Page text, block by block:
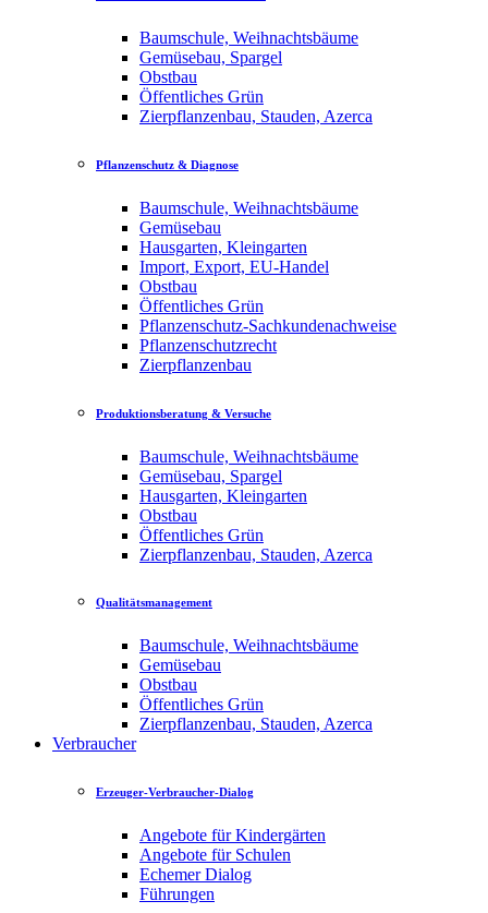
Baumschule, Weihnachtsbäume
Gemüsebau, Spargel
Obstbau
Öffentliches Grün
Zierpflanzenbau, Stauden, Azerca
Pflanzenschutz & Diagnose
Baumschule, Weihnachtsbäume
Gemüsebau
Hausgarten, Kleingarten
Import, Export, EU-Handel
Obstbau
Öffentliches Grün
Pflanzenschutz-Sachkundenachweise
Pflanzenschutzrecht
Zierpflanzenbau
Produktionsberatung & Versuche
Baumschule, Weihnachtsbäume
Gemüsebau, Spargel
Hausgarten, Kleingarten
Obstbau
Öffentliches Grün
Zierpflanzenbau, Stauden, Azerca
Qualitätsmanagement
Baumschule, Weihnachtsbäume
Gemüsebau
Obstbau
Öffentliches Grün
Zierpflanzenbau, Stauden, Azerca
Verbraucher
Erzeuger-Verbraucher-Dialog
Angebote für Kindergärten
Angebote für Schulen
Echemer Dialog
Führungen